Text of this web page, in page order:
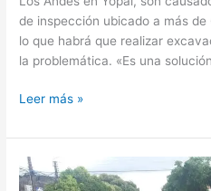
de inspección ubicado a más
lo que habrá que realizar
la problemática. «Es una solución
Leer más »
NUEVA
VÍCTIMA